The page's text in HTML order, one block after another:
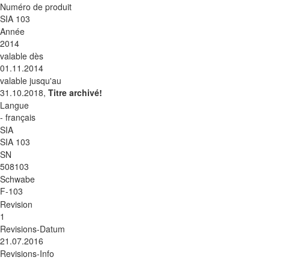
Numéro de produit
SIA 103
Année
2014
valable dès
01.11.2014
valable jusqu'au
31.10.2018, Titre archivé!
Langue
- français
SIA
SIA 103
SN
508103
Schwabe
F-103
Revision
1
Revisions-Datum
21.07.2016
Revisions-Info